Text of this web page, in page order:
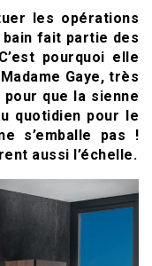
les opérations
bain fait partie des
pourquoi elle
Gaye, très
que la sienne
quotidien pour le
s’emballe pas !
aussi l’échelle.